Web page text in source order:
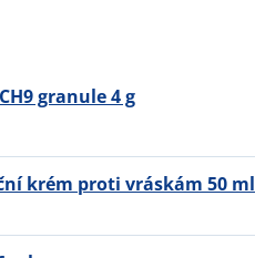
granule 4 g
krém proti vráskám 50 ml